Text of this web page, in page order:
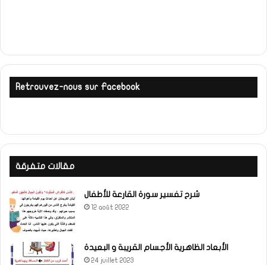
Retrouvez-nous sur Facebook
مقالات متفرقة
شرح تفسير سورة القارعة للأطفال
12 août 2022
الأبعاد الظاهرية الأجسام القريبة و البعيدة
24 juillet 2023